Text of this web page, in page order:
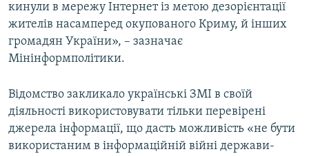
кинули в мережу Інтернет із метою дезорієнтації
жителів насамперед окупованого Криму, й інших
громадян України», – зазначає
Мінінформполітики.
Відомство закликало українські ЗМІ в своїй
діяльності використовувати тільки перевірені
джерела інформації, що дасть можливість «не бути
використаним в інформаційній війні держави-